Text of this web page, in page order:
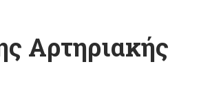
Αρτηριακής